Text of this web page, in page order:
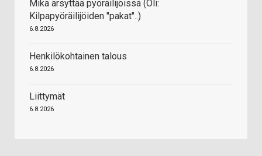
Mikä ärsyttää pyöräilijöissä (Oli:
Kilpapyöräilijöiden "pakat"..)
6.8.2026
Henkilökohtainen talous
6.8.2026
Liittymät
6.8.2026